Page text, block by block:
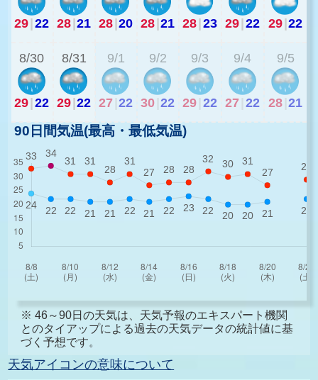
29 22 28 21 28 20 28 21 28 23 29 22 29 22
8/30
29 22
8/31
29 22
9/1
27 22
9/2
30 22
9/3
29 22
9/4
27 22
9/5
28 21
90日間気温(最高・最低気温)
※ 46～90日の天気は、天気予報のエキスパート機関
とのタイアップによる過去の天気データの統計値に基
づく予想です。
天気アイコンの意味について